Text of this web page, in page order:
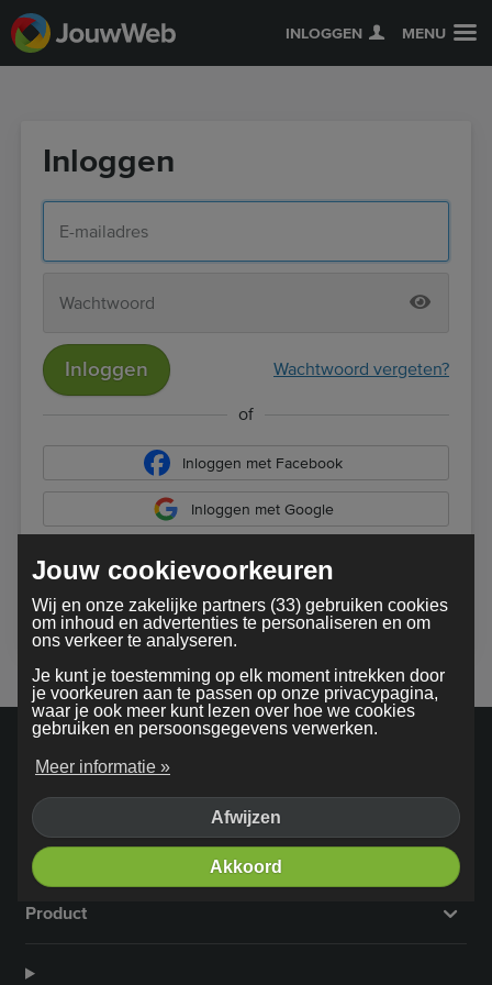
INLOGGEN MENU
Inloggen
Inloggen Wachtwoord vergeten?
of
Inloggen met Facebook
Inloggen met Google
algemene voorwaarden
Bedrijf
Product
Jouw cookievoorkeuren
Wij en onze zakelijke partners (33) gebruiken cookies
om inhoud en advertenties te personaliseren en om
ons verkeer te analyseren.
Je kunt je toestemming op elk moment intrekken door
je voorkeuren aan te passen op onze privacypagina,
waar je ook meer kunt lezen over hoe we cookies
gebruiken en persoonsgegevens verwerken.
Meer informatie »
Afwijzen
Akkoord